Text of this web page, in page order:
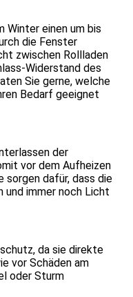
Winter einen um bis
die Fenster
zwischen Rollladen
Widerstand des
Sie gerne, welche
Bedarf geeignet
der
vor dem Aufheizen
dafür, dass die
und immer noch Licht
da sie direkte
vor Schäden am
oder Sturm